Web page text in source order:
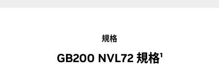
規格
GB200 NVL72 規格¹